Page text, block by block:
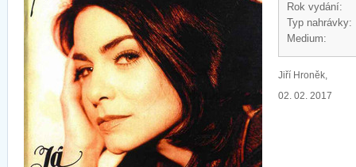
Rok vydání:
Typ nahrávky:
Medium:
Jiří Hroněk,
02. 02. 2017